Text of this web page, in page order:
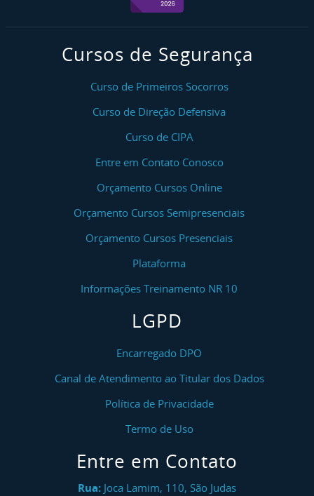
Curso NR 10 SEP (Sistema Elétrico De Potência)
Curso NR 10 SEP (Sistema Elétrico De Potência) -
Curso Áreas Classificadas/Atmosferas Explosivas
Curso Bloqueio E Etiquetagem De Fontes De
Curso NR 11 Transporte, Movimentação,
Armazenagem E Manuseio De Materiais
Curso De Sinalização De Equipamentos De
Içamento, Amarração E Estropagem De Carga
Rolante, Pórtico E Talha - Reciclagem
Curso NR 12 Máquinas E Equipamentos (GERAL)
Curso NR 12 Máquinas E Equipamentos (GERAL) -
Curso NR 12 Máquinas Para Panificação E
Cursos de Segurança
Curso de Primeiros Socorros
Curso de Direção Defensiva
Curso de CIPA
Entre em Contato Conosco
Orçamento Cursos Online
Orçamento Cursos Semipresenciais
Orçamento Cursos Presenciais
Plataforma
Informações Treinamento NR 10
LGPD
Encarregado DPO
Canal de Atendimento ao Titular dos Dados
Política de Privacidade
Termo de Uso
Entre em Contato
Rua: Joca Lamim, 110, São Judas